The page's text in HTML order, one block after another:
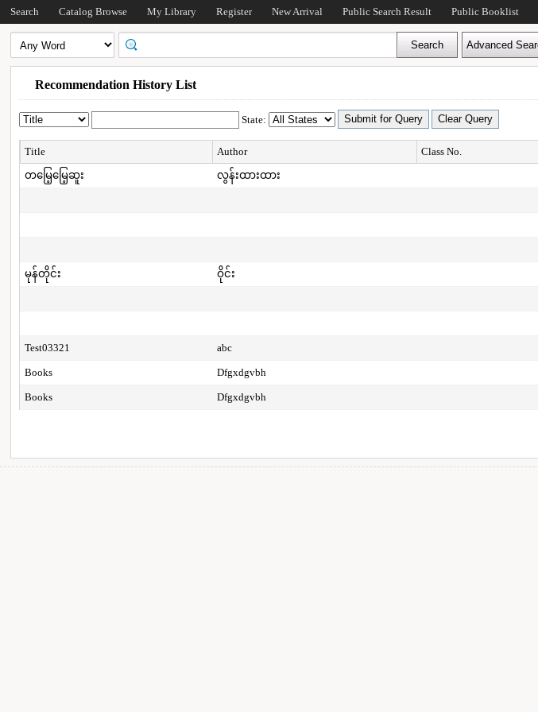
Search Catalog Browse My Library Register New Arrival Public Search Result Public Booklist
Recommendation History List
State:
Title Author Class No.
တမြေ့မြေ့ဆူး
လွန်းထားထား
မုန်တိုင်း ဝိုင်း
Test03321 abc
Books Dfgxdgvbh
Books Dfgxdgvbh